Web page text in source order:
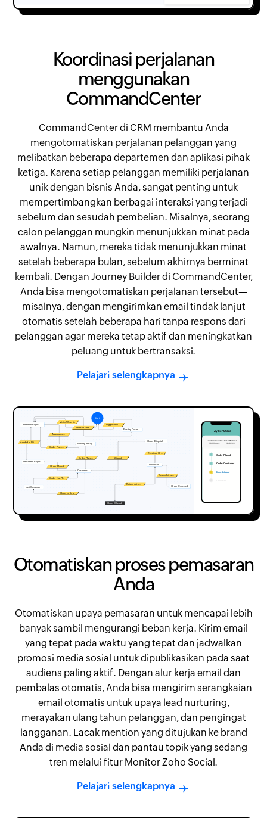
Koordinasi perjalanan
menggunakan
CommandCenter
CommandCenter di CRM membantu Anda
mengotomatiskan perjalanan pelanggan yang
melibatkan beberapa departemen dan aplikasi pihak
ketiga. Karena setiap pelanggan memiliki perjalanan
unik dengan bisnis Anda, sangat penting untuk
mempertimbangkan berbagai interaksi yang terjadi
sebelum dan sesudah pembelian. Misalnya, seorang
calon pelanggan mungkin menunjukkan minat pada
awalnya. Namun, mereka tidak menunjukkan minat
setelah beberapa bulan, sebelum akhirnya berminat
kembali. Dengan Journey Builder di CommandCenter,
Anda bisa mengotomatiskan perjalanan tersebut—
misalnya, dengan mengirimkan email tindak lanjut
otomatis setelah beberapa hari tanpa respons dari
pelanggan agar mereka tetap aktif dan meningkatkan
peluang untuk bertransaksi.
Pelajari selengkapnya
Otomatiskan proses pemasaran
Anda
Otomatiskan upaya pemasaran untuk mencapai lebih
banyak sambil mengurangi beban kerja. Kirim email
yang tepat pada waktu yang tepat dan jadwalkan
promosi media sosial untuk dipublikasikan pada saat
audiens paling aktif. Dengan alur kerja email dan
pembalas otomatis, Anda bisa mengirim serangkaian
email otomatis untuk upaya lead nurturing,
merayakan ulang tahun pelanggan, dan pengingat
langganan. Lacak mention yang ditujukan ke brand
Anda di media sosial dan pantau topik yang sedang
tren melalui fitur Monitor Zoho Social.
Pelajari selengkapnya